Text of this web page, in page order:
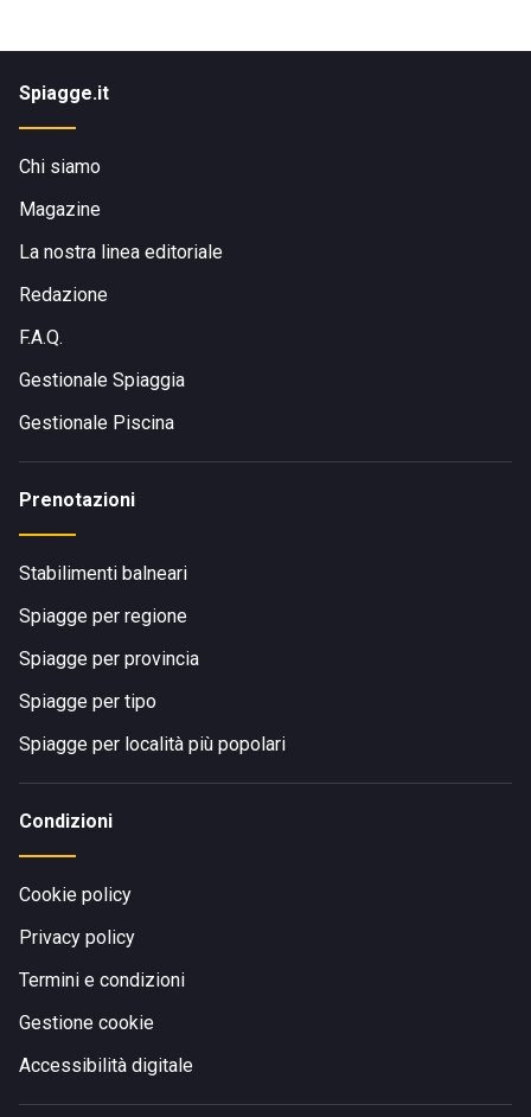
Spiagge.it
Chi siamo
Magazine
La nostra linea editoriale
Redazione
F.A.Q.
Gestionale Spiaggia
Gestionale Piscina
Prenotazioni
Stabilimenti balneari
Spiagge per regione
Spiagge per provincia
Spiagge per tipo
Spiagge per località più popolari
Condizioni
Cookie policy
Privacy policy
Termini e condizioni
Gestione cookie
Accessibilità digitale